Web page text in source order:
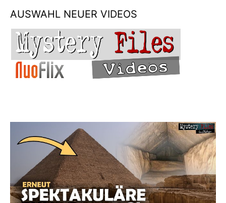
AUSWAHL NEUER VIDEOS